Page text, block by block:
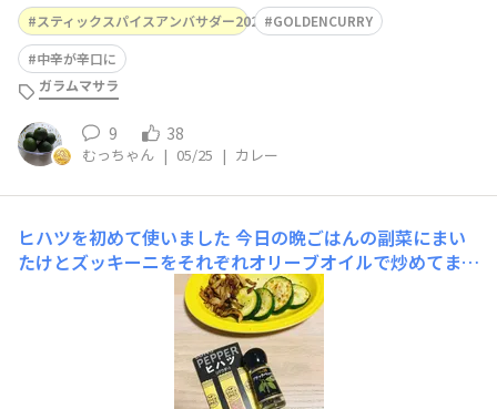
スティックスパイスアンバサダー2026 GOLDENCURRY
中辛が辛口に
ガラムマサラ
9 38
むっちゃん | 05/25 | カレー
ヒハツを初めて使いました 今日の晩ごはんの副菜にまい
たけとズッキーニをそれぞれオリーブオイルで炒めてまし
た。ズッキーニは、塩とブラックペッパーで味付け。舞茸
は、塩とヒハツで味付けしました。前々からヒハツを使っ
てみたくて初めて使ってみました。初めて使うので、ズッ
キーニには、無難にブラックペッパーをふりました。ヒハ